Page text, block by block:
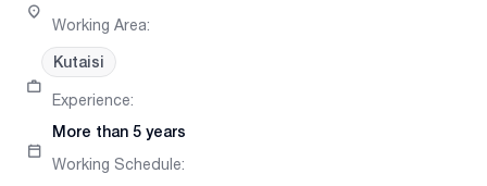
Working Area:
Kutaisi
Experience:
More than 5 years
Working Schedule: